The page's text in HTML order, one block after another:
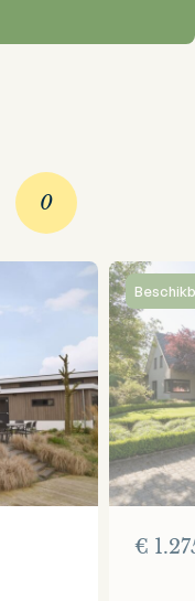
0
€